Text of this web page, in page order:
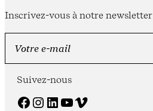
Inscrivez-vous à notre newsletter
Suivez-nous
Facebook Instagram LinkedIn YouTube Vimeo